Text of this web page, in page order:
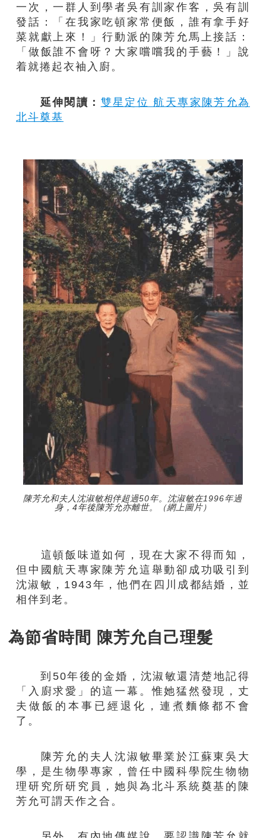
一次，一群人到學者吳有訓家作客，吳有訓
發話：「在我家吃頓家常便飯，誰有拿手好
菜就獻上來！」行動派的陳芳允馬上接話：
「做飯誰不會呀？大家嚐嚐我的手藝！」說
着就捲起衣袖入廚。
延伸閱讀： 雙星定位 航天專家陳芳允為
北斗奠基
陳芳允和夫人沈淑敏相伴超過50年。沈淑敏在1996年過
身，4年後陳芳允亦離世。（網上圖片）
這頓飯味道如何，現在大家不得而知，
但中國航天專家陳芳允這舉動卻成功吸引到
沈淑敏，1943年，他們在四川成都結婚，並
相伴到老。
為節省時間 陳芳允自己理髮
到50年後的金婚，沈淑敏還清楚地記得
「入廚求愛」的這一幕。惟她猛然發現，丈
夫做飯的本事已經退化，連煮麵條都不會
了。
陳芳允的夫人沈淑敏畢業於江蘇東吳大
學，是生物學專家，曾任中國科學院生物物
理研究所研究員，她與為北斗系統奠基的陳
芳允可謂天作之合。